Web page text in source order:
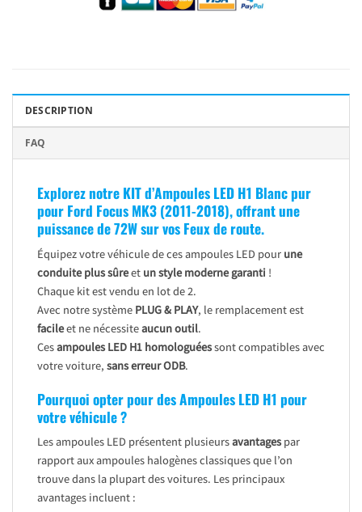
DESCRIPTION
FAQ
Explorez notre KIT d’Ampoules LED H1 Blanc pur
pour Ford Focus MK3 (2011-2018), offrant une
puissance de 72W sur vos Feux de route.
Équipez votre véhicule de ces ampoules LED pour une
conduite plus sûreet un style moderne garanti !
Chaque kit est vendu en lot de 2.
Avec notre système PLUG & PLAY, le remplacement est
facileet ne nécessiteaucun outil.
Cesampoules LED H1 homologuéessont compatibles avec
votre voiture, sans erreur ODB.
Pourquoi opter pour des Ampoules LED H1 pour
votre véhicule ?
Les ampoules LED présentent plusieursavantagespar
rapport aux ampoules halogènes classiques que l’on
trouve dans la plupart des voitures. Les principaux
avantages incluent :